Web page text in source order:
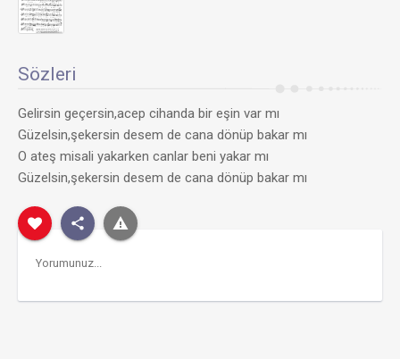
Sözleri
Gelirsin geçersin,acep cihanda bir eşin var mı
Güzelsin,şekersin desem de cana dönüp bakar mı
O ateş misali yakarken canlar beni yakar mı
Güzelsin,şekersin desem de cana dönüp bakar mı